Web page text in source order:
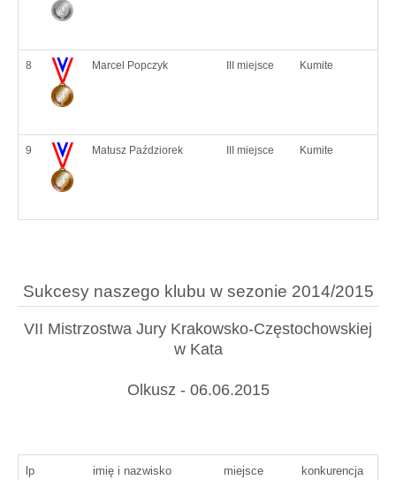
8 Marcel Popczyk III miejsce Kumite
9 Matusz Paździorek III miejsce Kumite
Sukcesy naszego klubu w sezonie 2014/2015
VII Mistrzostwa Jury Krakowsko-Częstochowskiej
w Kata
Olkusz - 06.06.2015
lp imię i nazwisko miejsce konkurencja